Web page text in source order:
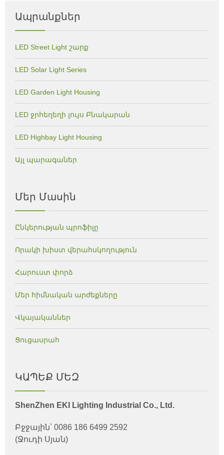
Ապրանքներ
LED Street Light շարք
LED Solar Light Series
LED Garden Light Housing
LED ջրհեղեղի լույս Բնակարան
LED Highbay Light Housing
Այլ պարագաներ
Մեր Մասին
Ընկերության պրոֆիլը
Որակի խիստ վերահսկողություն
Հարուստ փորձ
Մեր հիմնական արժեքները
Վկայականներ
Ցուցասրահ
ԿԱՊԵՔ ՄԵԶ
ShenZhen EKI Lighting Industrial Co., Ltd.
Բջջային՝ 0086 186 6499 2592
(Ջուդի Սյան)